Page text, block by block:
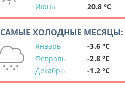
Июнь
20.8 °C
САМЫЕ ХОЛОДНЫЕ МЕСЯЦЫ:
Январь
-3.6 °C
Февраль
-2.8 °C
Декабрь
-1.2 °C